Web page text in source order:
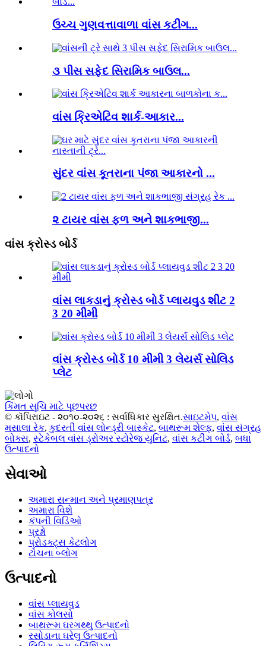
ઉચ્ચ ગુણવત્તાવાળા વાંસ કટીંગ...
૩ પીસ સફેદ સિરામિક બાઉલ...
વાંસ ક્રિએટિવ શાર્ક-આકાર...
સુંદર વાંસ કૂતરાના પંજા આકારનો ...
૨ ટાયર વાંસ ફળ અને શાકભાજી...
વાંસ ક્રોસ્ડ બોર્ડ
વાંસ લાકડાનું ક્રોસ્ડ બોર્ડ પ્લાયવુડ શીટ 2
3 20 મીમી
વાંસ ક્રોસ્ડ બોર્ડ 10 મીમી 3 લેયર્સ સોલિડ
પ્લેટ
કિંમત સૂચિ માટે પૂછપરછ
© કૉપિરાઇટ - ૨૦૧૦-૨૦૨૬ : સર્વાધિકાર સુરક્ષિત.સાઇટમેપ, વાંસ
મસાલા રેક, કુદરતી વાંસ લોન્ડ્રી બાસ્કેટ, બાથરૂમ શેલ્ફ, વાંસ સંગ્રહ
બોક્સ, સ્ટેકેબલ વાંસ ડ્રોઅર સ્ટોરેજ યુનિટ, વાંસ કટીંગ બોર્ડ, બધા
ઉત્પાદનો
સેવાઓ
અમારા સન્માન અને પ્રમાણપત્ર
અમારા વિશે
કંપની વિડિઓ
પ્રશ્નો
પ્રોડક્ટ્સ કેટલોગ
ટોચના બ્લોગ
ઉત્પાદનો
વાંસ પ્લાયવુડ
વાંસ કોલસો
બાથરૂમ ઘરગથ્થુ ઉત્પાદનો
રસોડાના ઘરેલુ ઉત્પાદનો